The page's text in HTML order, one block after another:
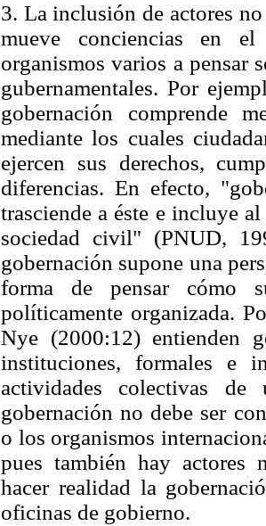
3. La inclusión de actores
mueve conciencias en
organismos varios a pensar
gubernamentales. Por
gobernación comprende
mediante los cuales
ejercen sus derechos,
diferencias. En efecto,
trasciende a éste e incluye
sociedad civil" (PNUD,
gobernación supone una
forma de pensar cómo
políticamente organizada.
Nye (2000:12) entienden
instituciones, formales e
actividades colectivas
gobernación no debe ser
o los organismos
pues también hay actores
hacer realidad la
oficinas de gobierno.